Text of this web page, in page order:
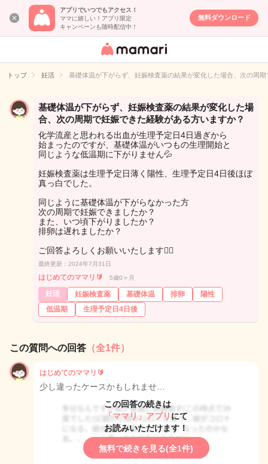
アプリでいつでもアクセス！
ママに嬉しい！アプリ限定
キャンペーンも随時配信中！
無料ダウンロード
女性専用匿名QA
イト
トップ 妊活 基礎体温が下がらず、妊娠検査薬の結果が変化した場合、次の周
基礎体温が下がらず、妊娠検査薬の結果が変化した場
合、次の周期で妊娠できた経験がある方いますか？
化学流産と思われる出血が生理予定日4日過ぎから
始まったのですが、基礎体温がいつもの生理開始と
同じような低温期に下がりません💦
妊娠検査薬は生理予定日薄く陽性、生理予定日4日後ほぼ
真っ白でした。
同じように基礎体温が下がらなかった方
次の周期で妊娠できましたか？
また、いつ頃下がりましたか？
排卵は遅れましたか？
ご回答よろしくお願いいたします🙇‍♀️
最終更新：2024年7月31日
はじめてのママリ🔰 5歳0ヶ月
妊活 妊娠検査薬 基礎体温 排卵
陽性
低温期
生理予定日4日後
この質問への回答 （全1件）
はじめてのママリ🔰
少し違ったケースかもしれませ…
この回答の続きは
「ママリ」アプリ にて
お読みいただけます！
無料で続きを見る(全1件)